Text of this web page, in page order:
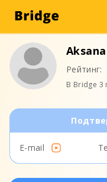
Рейтинг:
В Bridge 3
E-mail